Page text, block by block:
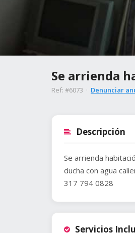
Se arrienda
Ref: #6073 · Denunciar
Descripción
Se arrienda
ducha con agua
317 794 0828
Servicios